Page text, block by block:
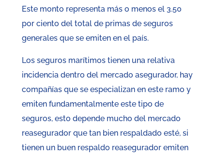
Este monto representa más o menos el 3.50
por ciento del total de primas de seguros
generales que se emiten en el país.
Los seguros marítimos tienen una relativa
incidencia dentro del mercado asegurador, hay
compañías que se especializan en este ramo y
emiten fundamentalmente este tipo de
seguros, esto depende mucho del mercado
reasegurador que tan bien respaldado esté, si
tienen un buen respaldo reasegurador emiten